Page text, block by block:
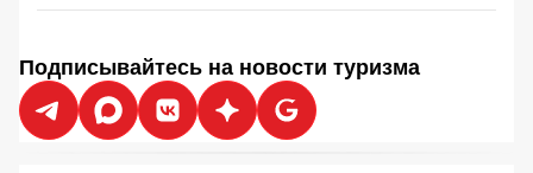
Подписывайтесь на новости туризма